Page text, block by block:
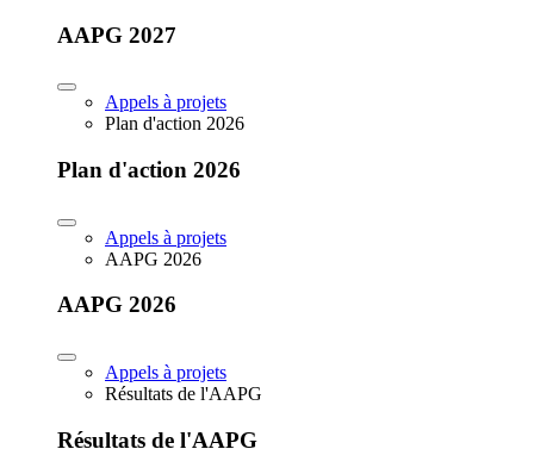
AAPG 2027
Appels à projets
Plan d'action 2026
Plan d'action 2026
Appels à projets
AAPG 2026
AAPG 2026
Appels à projets
Résultats de l'AAPG
Résultats de l'AAPG